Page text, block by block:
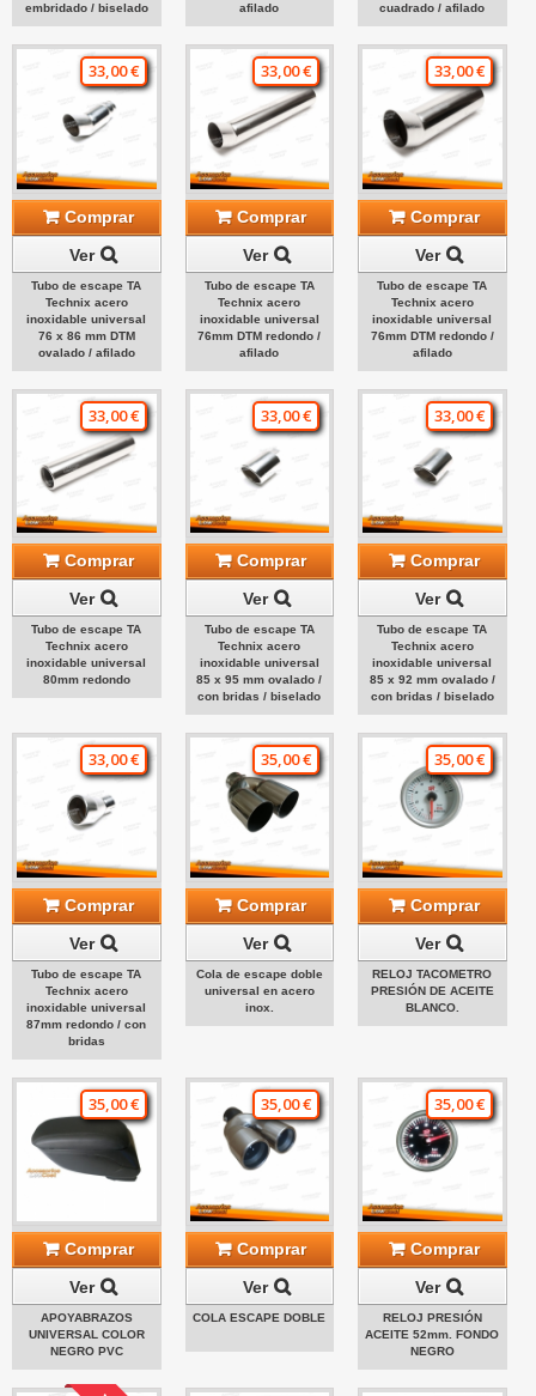
embridado / biselado
afilado
cuadrado / afilado
33,00 €
Comprar
Ver
Tubo de escape TA
Technix acero
inoxidable universal
76 x 86 mm DTM
ovalado / afilado
33,00 €
Comprar
Ver
Tubo de escape TA
Technix acero
inoxidable universal
76mm DTM redondo /
afilado
33,00 €
Comprar
Ver
Tubo de escape TA
Technix acero
inoxidable universal
76mm DTM redondo /
afilado
33,00 €
Comprar
Ver
Tubo de escape TA
Technix acero
inoxidable universal
80mm redondo
33,00 €
Comprar
Ver
Tubo de escape TA
Technix acero
inoxidable universal
85 x 95 mm ovalado /
con bridas / biselado
33,00 €
Comprar
Ver
Tubo de escape TA
Technix acero
inoxidable universal
85 x 92 mm ovalado /
con bridas / biselado
33,00 €
Comprar
Ver
Tubo de escape TA
Technix acero
inoxidable universal
87mm redondo / con
bridas
35,00 €
Comprar
Ver
Cola de escape doble
universal en acero
inox.
35,00 €
Comprar
Ver
RELOJ TACOMETRO
PRESIÓN DE ACEITE
BLANCO.
35,00 €
Comprar
Ver
APOYABRAZOS
UNIVERSAL COLOR
NEGRO PVC
35,00 €
Comprar
Ver
COLA ESCAPE DOBLE
35,00 €
Comprar
Ver
RELOJ PRESIÓN
ACEITE 52mm. FONDO
NEGRO